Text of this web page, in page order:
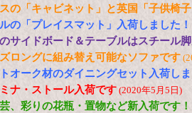
の「キャビネット」と英国「子供椅
の「プレイスマット」入荷しました！
サイドボード＆テーブルはスチール
ロングに組み替え可能なソファです
オーク材のダイニングセット入荷し
ナ・ストール入荷です (2020年5月5日)
、彩りの花瓶・置物など新入荷です！